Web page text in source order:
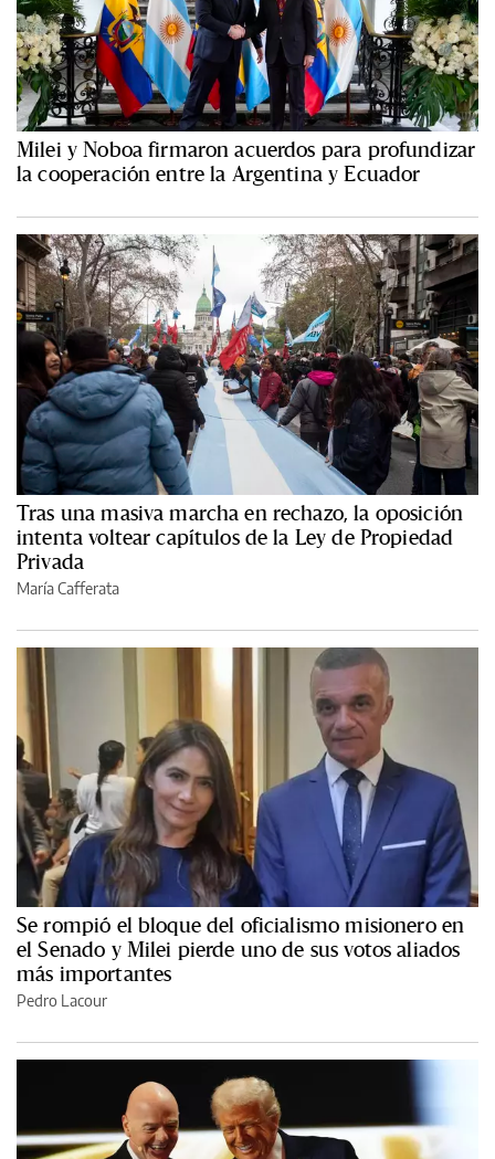
Milei y Noboa firmaron acuerdos para profundizar
la cooperación entre la Argentina y Ecuador
Tras una masiva marcha en rechazo, la oposición
intenta voltear capítulos de la Ley de Propiedad
Privada
María Cafferata
Se rompió el bloque del oficialismo misionero en
el Senado y Milei pierde uno de sus votos aliados
más importantes
Pedro Lacour